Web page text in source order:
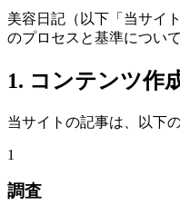
美容日記（以下「当サイ
のプロセスと基準につい
1. コンテンツ作
当サイトの記事は、以下
1
調査